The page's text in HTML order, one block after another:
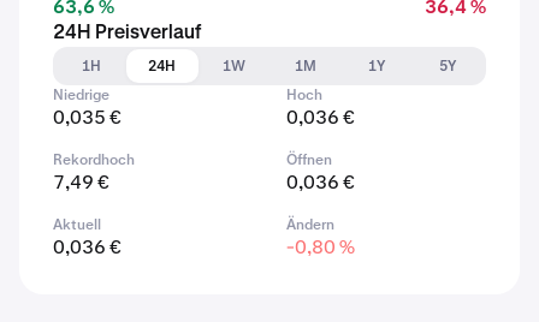
63,6 % 36,4 %
24H Preisverlauf
1H
24H 1W 1M 1Y
5Y
Niedrige
0,035 €
Hoch
0,036 €
Rekordhoch
7,49 €
Öffnen
0,036 €
Aktuell
0,036 €
Ändern
-0,80 %